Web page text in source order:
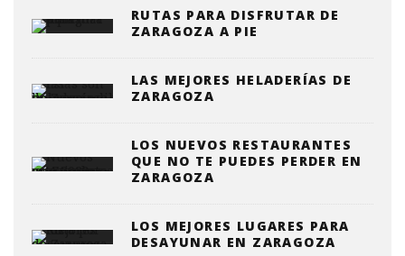
RUTAS PARA DISFRUTAR DE
ZARAGOZA A PIE
LAS MEJORES HELADERÍAS DE
ZARAGOZA
LOS NUEVOS RESTAURANTES
QUE NO TE PUEDES PERDER EN
ZARAGOZA
LOS MEJORES LUGARES PARA
DESAYUNAR EN ZARAGOZA